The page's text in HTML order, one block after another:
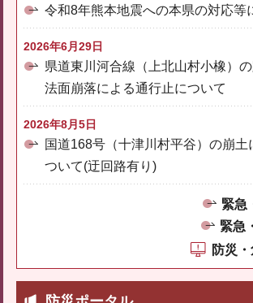
令和8年熊本地震への本県の対応等
2026年6月29日
県道東川河合線（上北山村小橡）
法面崩落による通行止について
2026年8月5日
国道168号（十津川村平谷）の崩土
ついて(迂回路有り)
緊急
緊急
防災